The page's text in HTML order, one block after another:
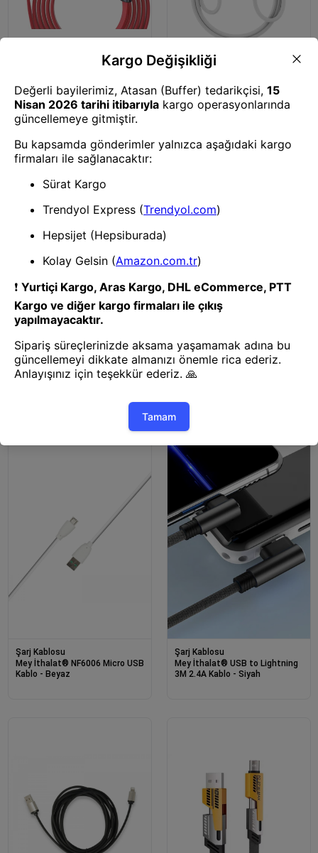
Micro USB Kablo 1M 2.4A -
Kırmızı
Şarj Kablosu
Kablo 3M 2.4A
Şarj Kablosu
Mey İthalat® S02 Micro USB
Kablo 1M 2.4A
Şarj Kablosu
Mey İthalat® DC01 Süper Hızlı
Micro USB Kablo 1M 2.4A -
Şarj Kablosu
Mey İthalat® NF6006 Micro USB
Kablo - Beyaz
Şarj Kablosu
Mey İthalat® USB to Lightning
3M 2.4A Kablo - Siyah